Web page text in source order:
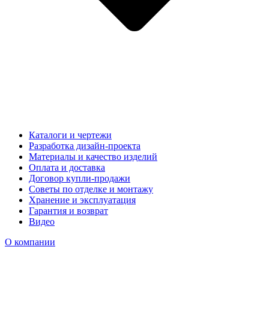
Каталоги и чертежи
Разработка дизайн-проекта
Материалы и качество изделий
Оплата и доставка
Договор купли-продажи
Советы по отделке и монтажу
Хранение и эксплуатация
Гарантия и возврат
Видео
О компании